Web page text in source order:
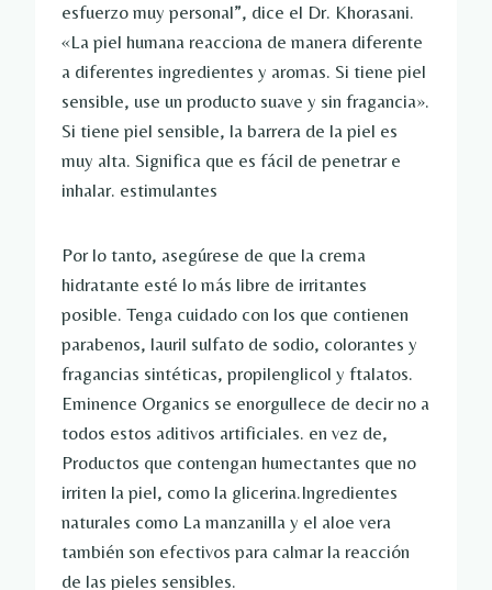
esfuerzo muy personal”, dice el Dr. Khorasani.
«La piel humana reacciona de manera diferente
a diferentes ingredientes y aromas. Si tiene piel
sensible, use un producto suave y sin fragancia».
Si tiene piel sensible, la barrera de la piel es
muy alta. Significa que es fácil de penetrar e
inhalar. estimulantes
Por lo tanto, asegúrese de que la crema
hidratante esté lo más libre de irritantes
posible. Tenga cuidado con los que contienen
parabenos, lauril sulfato de sodio, colorantes y
fragancias sintéticas, propilenglicol y ftalatos.
Eminence Organics se enorgullece de decir no a
todos estos aditivos artificiales. en vez de,
Productos que contengan humectantes que no
irriten la piel, como la glicerina.Ingredientes
naturales como La manzanilla y el aloe vera
también son efectivos para calmar la reacción
de las pieles sensibles.